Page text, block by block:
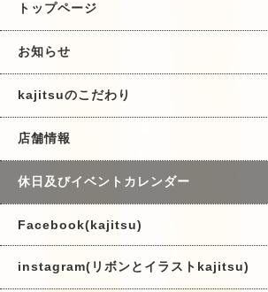
トップページ
お知らせ
kajitsuのこだわり
店舗情報
休日及びイベントカレンダー
Facebook(kajitsu)
instagram(リボンとイラストkajitsu)